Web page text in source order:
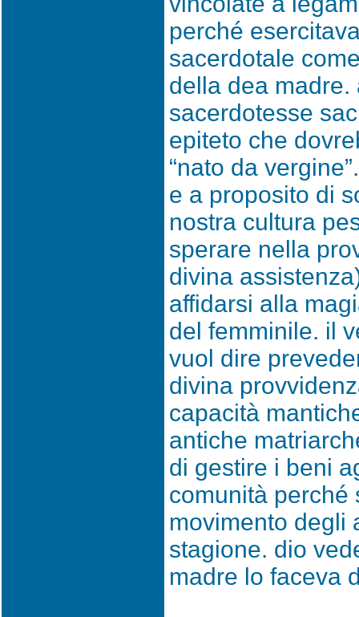
perché
sacerdotale
della dea
sacerdotesse
epiteto che
“nato da vergine”.
e a proposito di
nostra cultura
sperare nella
divina
affidarsi alla
del femminile. il
vuol dire
divina
capacità
antiche
di gestire i beni
comunità perché
movimento degli
stagione. dio
madre lo faceva